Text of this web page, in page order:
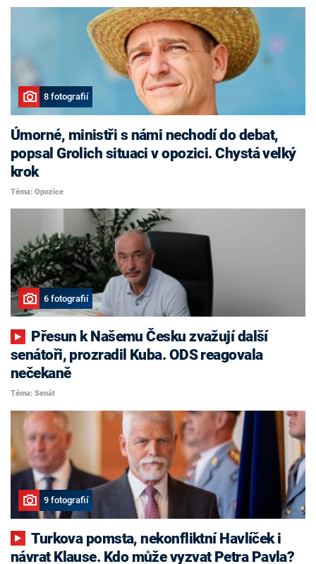
8 fotografií
Úmorné, ministři s námi nechodí do debat,
popsal Grolich situaci v opozici. Chystá velký
krok
Téma: Opozice
6 fotografií
senátoři, prozradil Kuba. ODS reagovala
nečekaně
Téma: Senát
9 fotografií
Turkova pomsta, nekonfliktní Havlíček i
návrat Klause. Kdo může vyzvat Petra Pavla?